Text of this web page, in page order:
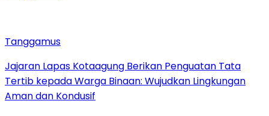
Tanggamus
Jajaran Lapas Kotaagung Berikan Penguatan Tata
Tertib kepada Warga Binaan: Wujudkan Lingkungan
Aman dan Kondusif